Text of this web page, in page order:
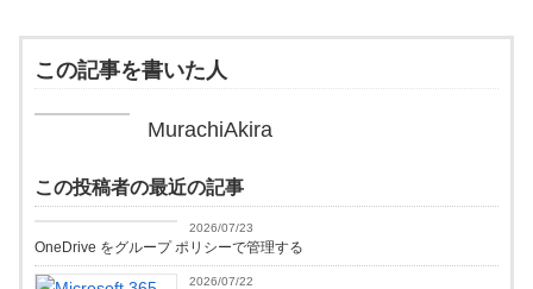
この記事を書いた人
MurachiAkira
この投稿者の最近の記事
2026/07/23
OneDrive をグループ ポリシーで管理する
2026/07/22